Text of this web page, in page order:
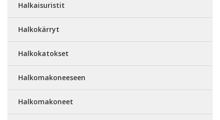
Halkaisuristit
Halkokärryt
Halkokatokset
Halkomakoneeseen
Halkomakoneet